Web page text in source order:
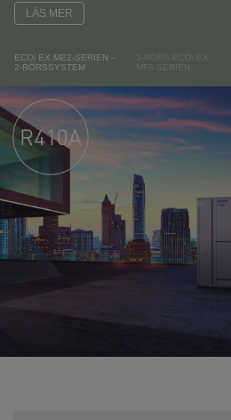
LÄS MER
ECOi EX ME2-SERIEN –
2-RÖRSSYSTEM
3-RÖRS ECOi EX
MF3-SERIEN